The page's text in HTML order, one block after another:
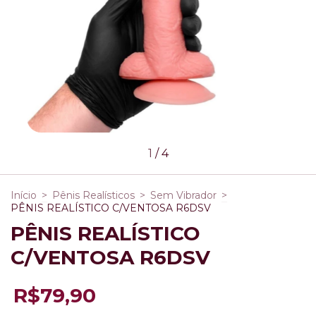
1 /4
Início > Pênis Realísticos > Sem Vibrador >
PÊNIS REALÍSTICO C/VENTOSA R6DSV
PÊNIS REALÍSTICO
C/VENTOSA R6DSV
R$79,90